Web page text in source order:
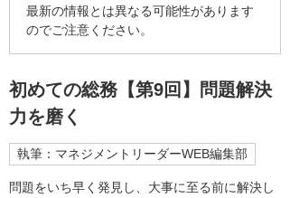
最新の情報とは異なる可能性があります
のでご注意ください。
初めての総務【第9回】問題解決
力を磨く
執筆：マネジメントリーダーWEB編集部
問題をいち早く発見し、大事に至る前に解決し